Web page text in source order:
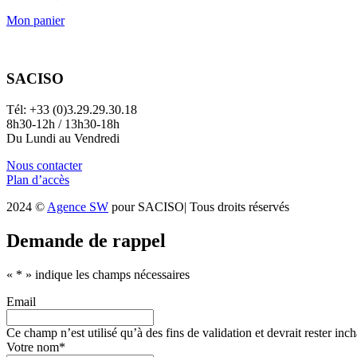
Mon panier
SACISO
Tél: +33 (0)3.29.29.30.18
8h30-12h / 13h30-18h
Du Lundi au Vendredi
Nous contacter
Plan d’accès
2024 © Agence SW pour SACISO| Tous droits réservés
Demande de rappel
« * » indique les champs nécessaires
Email
Ce champ n’est utilisé qu’à des fins de validation et devrait rester
Votre nom*